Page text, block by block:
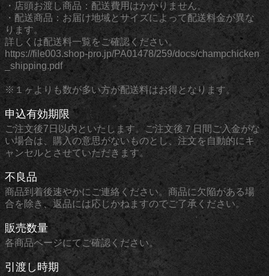
・店頭お渡し商品：配送費用はかかりません。
・配送商品：お届け地域とサイズによって配送料金が異な
ります。
詳しくは配送料一覧をご確認ください。
https://file003.shop-pro.jp/PA01478/259/docs/champchicken
_shipping.pdf
※１ヶよりも数が多い方が配送料はお得となります。
申込有効期限
ご注文後7日以内といたします。ご注文後７日間ご入金がな
い場合は、購入の意思がないものとし、注文を自動的にキ
ャンセルとさせていただきます。
不良品
商品到着後速やかにご連絡ください。商品に欠陥がある場
合を除き、返品には応じかねますのでご了承ください。
販売数量
各商品ページにてご確認ください。
引渡し時期